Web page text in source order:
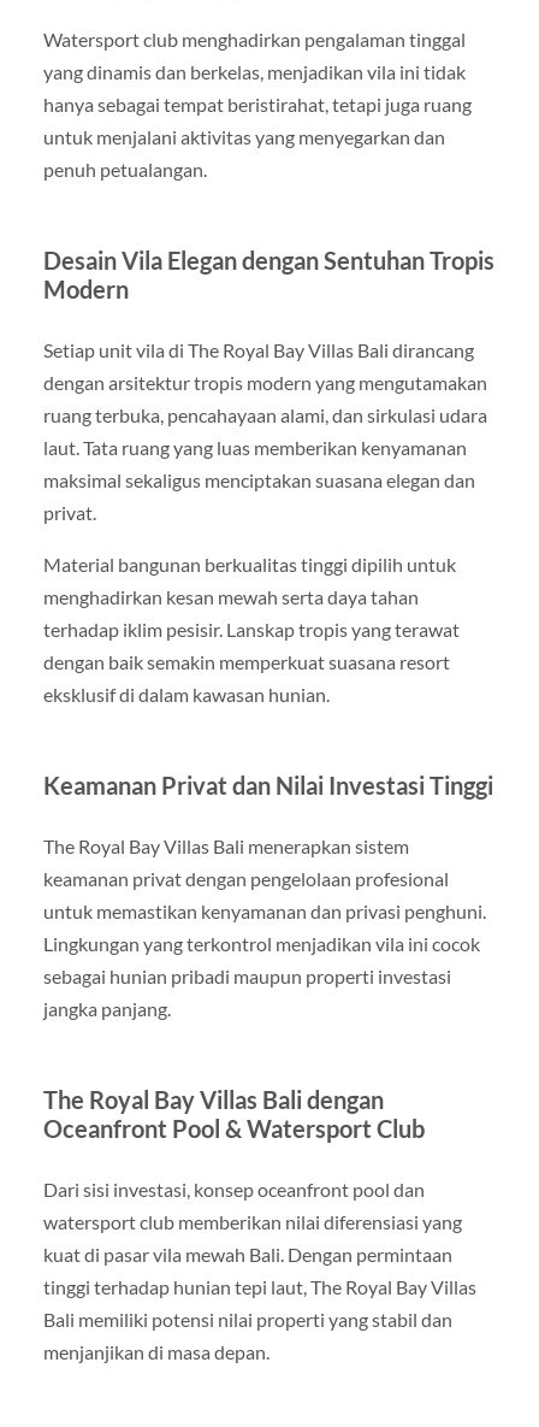
Watersport club menghadirkan pengalaman tinggal
yang dinamis dan berkelas, menjadikan vila ini tidak
hanya sebagai tempat beristirahat, tetapi juga ruang
untuk menjalani aktivitas yang menyegarkan dan
penuh petualangan.
Desain Vila Elegan dengan Sentuhan Tropis
Modern
Setiap unit vila di The Royal Bay Villas Bali dirancang
dengan arsitektur tropis modern yang mengutamakan
ruang terbuka, pencahayaan alami, dan sirkulasi udara
laut. Tata ruang yang luas memberikan kenyamanan
maksimal sekaligus menciptakan suasana elegan dan
privat.
Material bangunan berkualitas tinggi dipilih untuk
menghadirkan kesan mewah serta daya tahan
terhadap iklim pesisir. Lanskap tropis yang terawat
dengan baik semakin memperkuat suasana resort
eksklusif di dalam kawasan hunian.
Keamanan Privat dan Nilai Investasi Tinggi
The Royal Bay Villas Bali menerapkan sistem
keamanan privat dengan pengelolaan profesional
untuk memastikan kenyamanan dan privasi penghuni.
Lingkungan yang terkontrol menjadikan vila ini cocok
sebagai hunian pribadi maupun properti investasi
jangka panjang.
The Royal Bay Villas Bali dengan
Oceanfront Pool & Watersport Club
Dari sisi investasi, konsep oceanfront pool dan
watersport club memberikan nilai diferensiasi yang
kuat di pasar vila mewah Bali. Dengan permintaan
tinggi terhadap hunian tepi laut, The Royal Bay Villas
Bali memiliki potensi nilai properti yang stabil dan
menjanjikan di masa depan.